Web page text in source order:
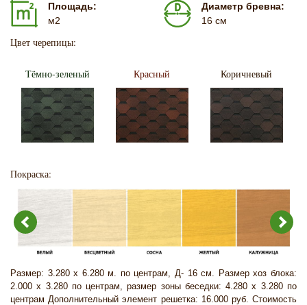
Площадь:
м2
Диаметр бревна:
16 см
Цвет черепицы:
Тёмно-зеленый Красный Коричневый
Покраска:
Размер: 3.280 х 6.280 м. по центрам, Д- 16 см. Размер хоз блока:
2.000 х 3.280 по центрам, размер зоны беседки: 4.280 х 3.280 по
центрам Дополнительный элемент решетка: 16.000 руб. Стоимость